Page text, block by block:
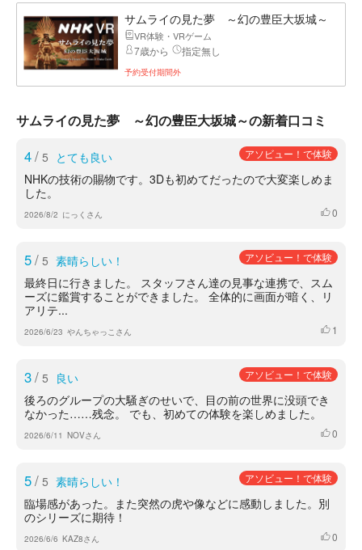
サムライの見た夢 ～幻の豊臣大坂城～
VR体験・VRゲーム
7歳から 指定無し
予約受付期間外
サムライの見た夢 ～幻の豊臣大坂城～の新着口コミ
4/ 5 とても良い アソビュー！で体験
NHKの技術の賜物です。3Dも初めてだったので大変楽しめま
した。
2026/8/2 にっくさん いいね
0
5/ 5 素晴らしい！ アソビュー！で体験
最終日に行きました。 スタッフさん達の見事な連携で、スム
ーズに鑑賞することができました。 全体的に画面が暗く、リ
アリテ...
2026/6/23 やんちゃっこさん いいね
1
3/ 5 良い アソビュー！で体験
後ろのグループの大騒ぎのせいで、目の前の世界に没頭でき
なかった……残念。 でも、初めての体験を楽しめました。
2026/6/11 NOVさん いいね
0
5/ 5 素晴らしい！ アソビュー！で体験
臨場感があった。また突然の虎や像などに感動しました。別
のシリーズに期待！
2026/6/6 KAZ8さん いいね
0